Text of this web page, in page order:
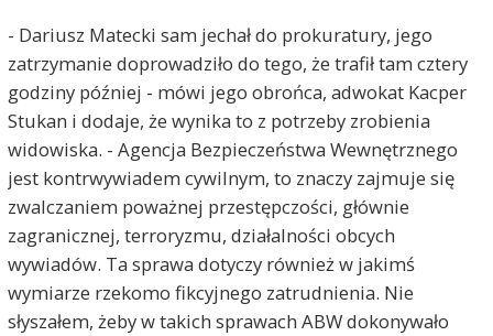
- Dariusz Matecki sam jechał do prokuratury, jego
zatrzymanie doprowadziło do tego, że trafił tam cztery
godziny później - mówi jego obrońca, adwokat Kacper
Stukan i dodaje, że wynika to z potrzeby zrobienia
widowiska. - Agencja Bezpieczeństwa Wewnętrznego
jest kontrwywiadem cywilnym, to znaczy zajmuje się
zwalczaniem poważnej przestępczości, głównie
zagranicznej, terroryzmu, działalności obcych
wywiadów. Ta sprawa dotyczy również w jakimś
wymiarze rzekomo fikcyjnego zatrudnienia. Nie
słyszałem, żeby w takich sprawach ABW dokonywało